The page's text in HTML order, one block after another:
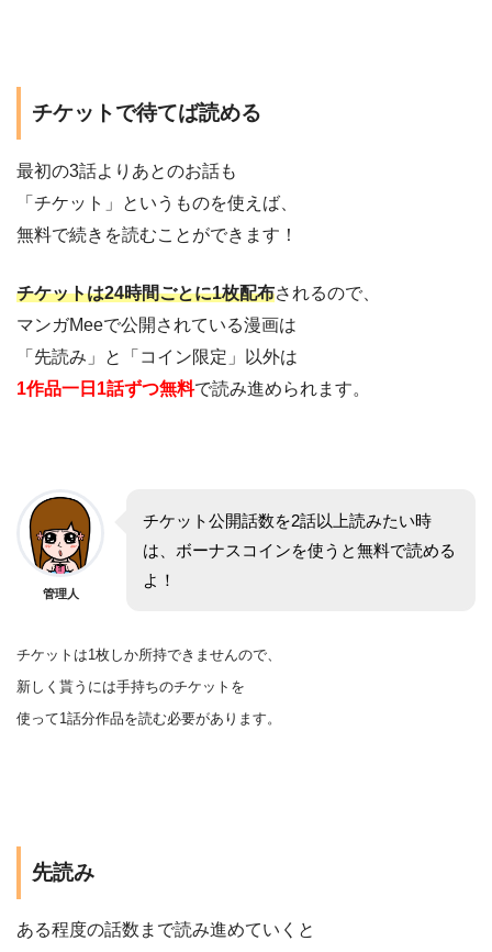
チケットで待てば読める
最初の3話よりあとのお話も
「チケット」というものを使えば、
無料で続きを読むことができます！
チケットは24時間ごとに1枚配布されるので、
マンガMeeで公開されている漫画は
「先読み」と「コイン限定」以外は
1作品一日1話ずつ無料で読み進められます。
管理人
チケット公開話数を2話以上読みたい時
は、ボーナスコインを使うと無料で読める
よ！
チケットは1枚しか所持できませんので、
新しく貰うには手持ちのチケットを
使って1話分作品を読む必要があります。
先読み
ある程度の話数まで読み進めていくと